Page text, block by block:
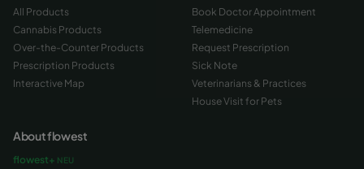
All Products
Cannabis Products
Over-the-Counter Products
Prescription Products
Interactive Map
Book Doctor Appointment
Telemedicine
Request Prescription
Sick Note
Veterinarians & Practices
House Visit for Pets
About flowest
flowest+ NEU